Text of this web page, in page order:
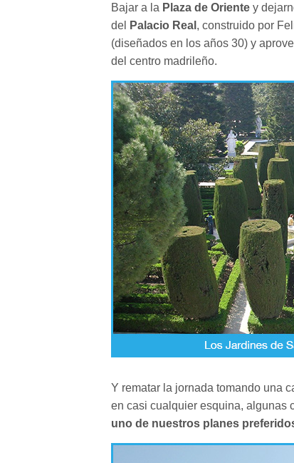
Bajar a la Plaza de Orientey
del
Palacio Real , construido por
(diseñados en los años 30) y
del centro madrileño.
Y rematar la jornada tomando una
en casi cualquier esquina, algunas
uno de nuestros planes